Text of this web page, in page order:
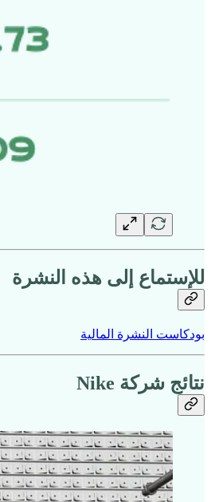
للإستماع إلى هذه النشرة
بودكاست النشرة المالية
نتائج شركة Nike